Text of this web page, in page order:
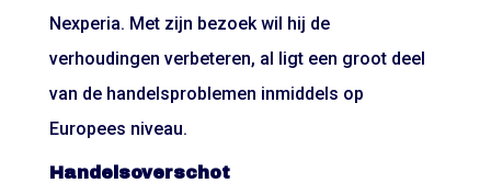
Nexperia. Met zijn bezoek wil hij de
verhoudingen verbeteren, al ligt een groot deel
van de handelsproblemen inmiddels op
Europees niveau.
Handelsoverschot